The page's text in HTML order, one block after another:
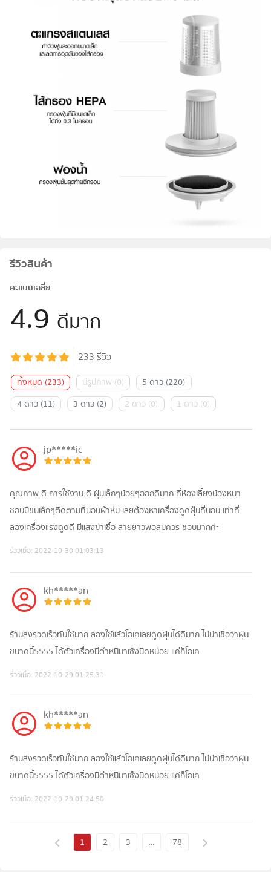
รีวิวสินค้า
คะแนนเฉลี่ย
4.9 ดีมาก
233รีวิว
ทั้งหมด (233) มีรูปภาพ (0) 5 ดาว (220)
4 ดาว (11) 3 ดาว (2) 2 ดาว (0) 1 ดาว (0)
jp*****ic
คุณภาพ:ดี การใช้งาน:ดี ฝุ่นเล็กๆน้อยๆออกดีมาก ที่ห้องเลี้ยงน้องหมา
ชอบมีขนเล็กๆติดตามที่นอนผ้าห่ม เลยต้องหาเครื่องดูดฝุ่นที่นอน เท่าที่
ลองเครื่องแรงดูดดี มีแสงฆ่าเชื้อ สายยาวพอสมควร ชอบมากค่ะ
รีวิวเมื่อ: 2022-10-30 01:03:13
kh*****an
ร้านส่งรวดเร็วทันใช้มาก ลองใช้แล้วโอเคเลยดูดฝุ่นได้ดีมาก ไม่น่าเชื่อว่าฝุ่น
ขนาดนี้5555 ได้ตัวเครื่องมีตำหนิมาเซ็งนิดหน่อย แค่ก็โอเค
รีวิวเมื่อ: 2022-10-29 01:25:31
kh*****an
ร้านส่งรวดเร็วทันใช้มาก ลองใช้แล้วโอเคเลยดูดฝุ่นได้ดีมาก ไม่น่าเชื่อว่าฝุ่น
ขนาดนี้5555 ได้ตัวเครื่องมีตำหนิมาเซ็งนิดหน่อย แค่ก็โอเค
รีวิวเมื่อ: 2022-10-29 01:24:50
1 2 3 ... 78